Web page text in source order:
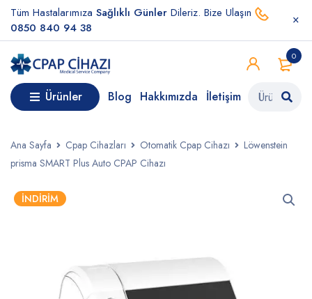
Tüm Hastalarımıza Sağlıklı Günler Dileriz. Bize Ulaşın
0850 840 94 38
0
Ürünler Blog Hakkımızda İletişim
Ana Sayfa Cpap Cihazları Otomatik Cpap Cihazı
Löwenstein
prisma SMART Plus Auto CPAP Cihazı
İNDIRIM